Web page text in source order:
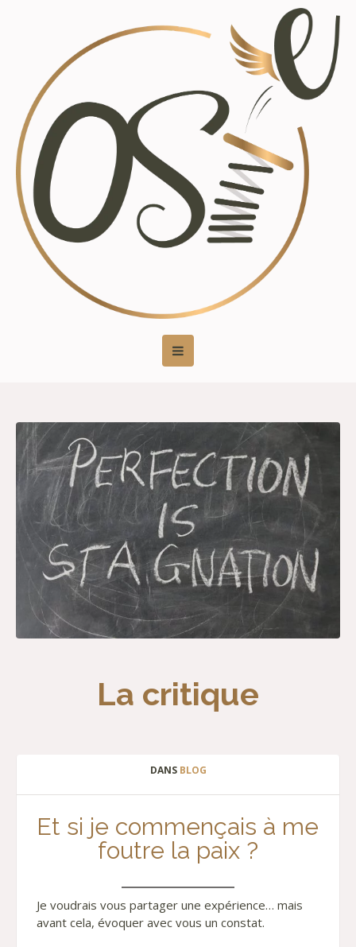
La critique
DANS BLOG
Et si je commençais à me
foutre la paix ?
Je voudrais vous partager une expérience… mais
avant cela, évoquer avec vous un constat.